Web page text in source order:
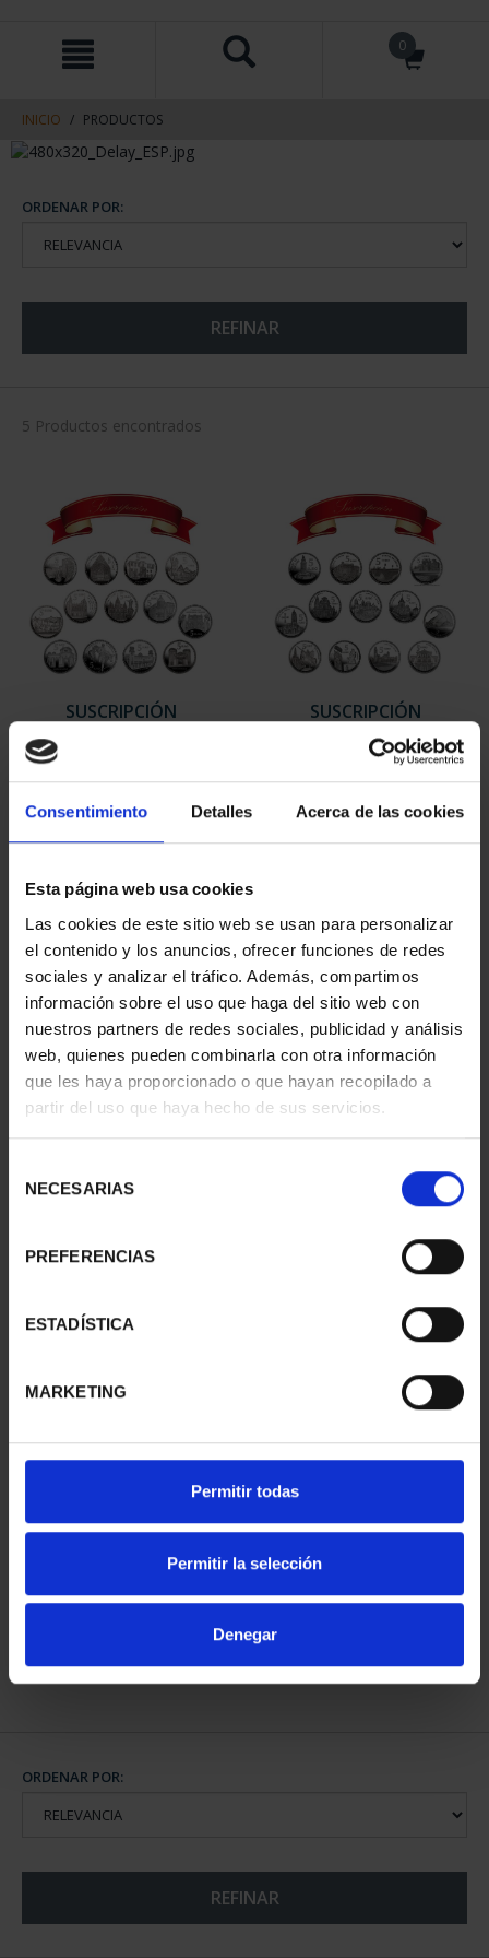
Consentimiento Detalles Acerca de las cookies
Esta página web usa cookies
Las cookies de este sitio web se usan para personalizar
el contenido y los anuncios, ofrecer funciones de redes
sociales y analizar el tráfico. Además, compartimos
información sobre el uso que haga del sitio web con
nuestros partners de redes sociales, publicidad y análisis
web, quienes pueden combinarla con otra información
que les haya proporcionado o que hayan recopilado a
partir del uso que haya hecho de sus servicios.
NECESARIAS
PREFERENCIAS
ESTADÍSTICA
MARKETING
Permitir todas
Permitir la selección
Denegar
contenido
navegacin
0
INICIO PRODUCTOS
ORDENAR POR:
REFINAR
5 Productos encontrados
SUSCRIPCIÓN
949,00 €
Sólo para usuarios
registrados
SUSCRIPCIÓN
CAPITALES DE
PROVINCIA 2
949,00 €
Sólo para usuarios
registrados
SUSCRIPCIÓN
CAPITALES DE
949,00 €
registrados
SUSCRIPCIÓN
CAPITALES DE
949,00 €
registrados
CAPITALES DE
COMPLET...
3.796,00 €
ORDENAR POR:
REFINAR